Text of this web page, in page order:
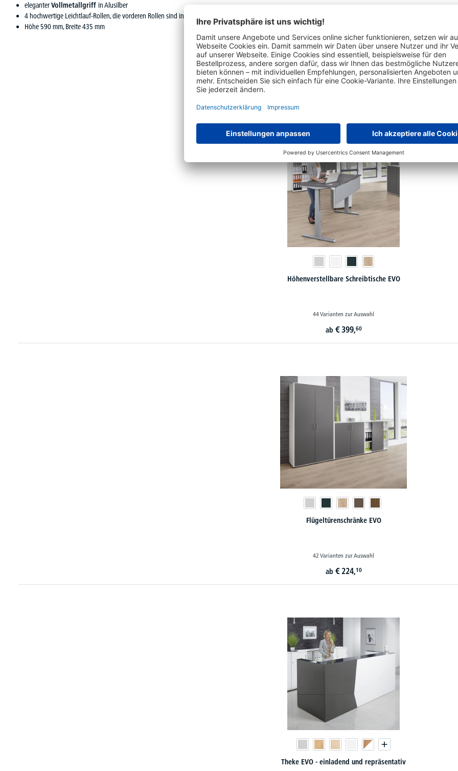
eleganterVollmetallgriff in Alusilber
4 hochwertige Leichtlauf-Rollen, die vorderen Rollen sind inkl. Feststeller
Höhe 590 mm, Breite 435 mm
Vervollständigen Sie Ihr EVO
Höhenverstellbare Schreibtische EVO
44 Varianten zur Auswahl
ab € 399,60
Flügeltürenschränke EVO
42 Varianten zur Auswahl
ab € 224,10
Theke EVO - einladend und repräsentativ